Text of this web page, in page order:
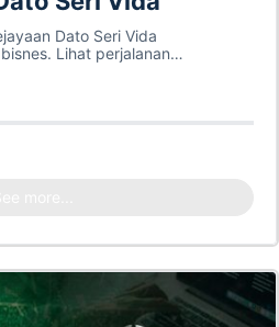
Dato Seri Vida
Lihat perjalanan
setiap rintangan dihadapan